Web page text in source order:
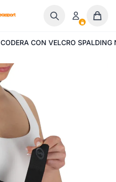
CODERA CON VELCRO SPALDING